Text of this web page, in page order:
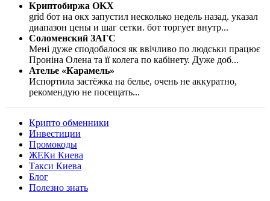
Криптобиржа OKX
grid бот на окх запустил несколько недель назад. указал
диапазон цены и шаг сетки. бот торгует внутр...
Соломенский ЗАГС
Мені дуже сподобалося як ввічливо по людськи працює
Проніна Олена та її колега по кабінету. Дуже доб...
Ателье «Карамель»
Испортила застёжка на белье, очень не аккуратно,
рекомендую не посещать...
Крипто обменники
Инвестиции
Промокоды
ЖЕКи Киева
Такси Киева
Блог
Полезно знать